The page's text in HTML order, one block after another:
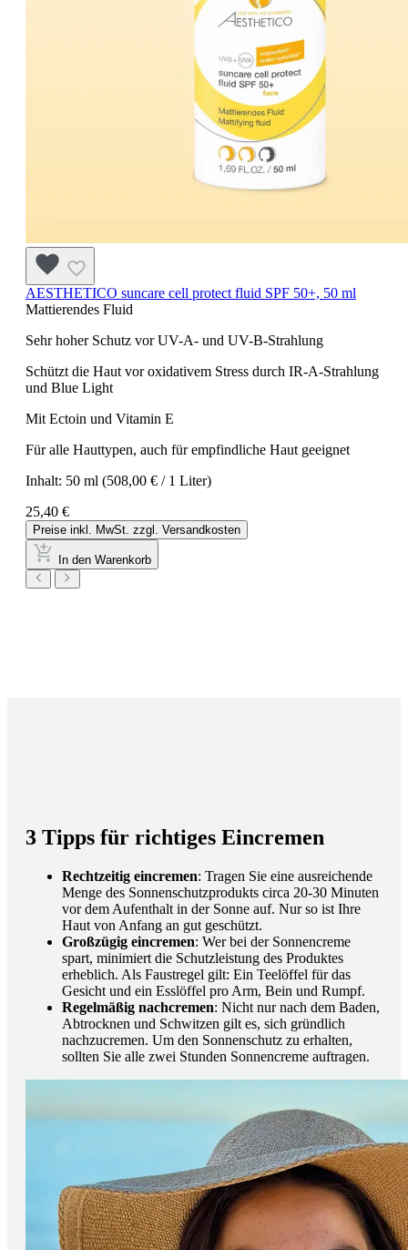
AESTHETICO suncare cell protect fluid SPF 50+, 50 ml
Mattierendes Fluid
Sehr hoher Schutz vor UV-A- und UV-B-Strahlung
Schützt die Haut vor oxidativem Stress durch IR-A-Strahlung
und Blue Light
Mit Ectoin und Vitamin E
Für alle Hauttypen, auch für empfindliche Haut geeignet
Inhalt: 50 ml (508,00 € / 1 Liter)
25,40 €
Preise inkl. MwSt. zzgl. Versandkosten
In den Warenkorb
3 Tipps für richtiges Eincremen
Rechtzeitig eincremen: Tragen Sie eine ausreichende
Menge des Sonnenschutzprodukts circa 20-30 Minuten
vor dem Aufenthalt in der Sonne auf. Nur so ist Ihre
Haut von Anfang an gut geschützt.
Großzügig eincremen: Wer bei der Sonnencreme
spart, minimiert die Schutzleistung des Produktes
erheblich. Als Faustregel gilt: Ein Teelöffel für das
Gesicht und ein Esslöffel pro Arm, Bein und Rumpf.
Regelmäßig nachcremen: Nicht nur nach dem Baden,
Abtrocknen und Schwitzen gilt es, sich gründlich
nachzucremen. Um den Sonnenschutz zu erhalten,
sollten Sie alle zwei Stunden Sonnencreme auftragen.